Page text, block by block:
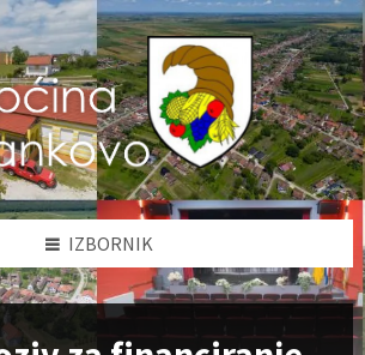
IZBORNIK